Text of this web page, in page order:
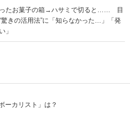
ったお菓子の箱→ハサミで切ると…… 目
驚きの活用法”に「知らなかった…」「発
」
ーカリスト」は？